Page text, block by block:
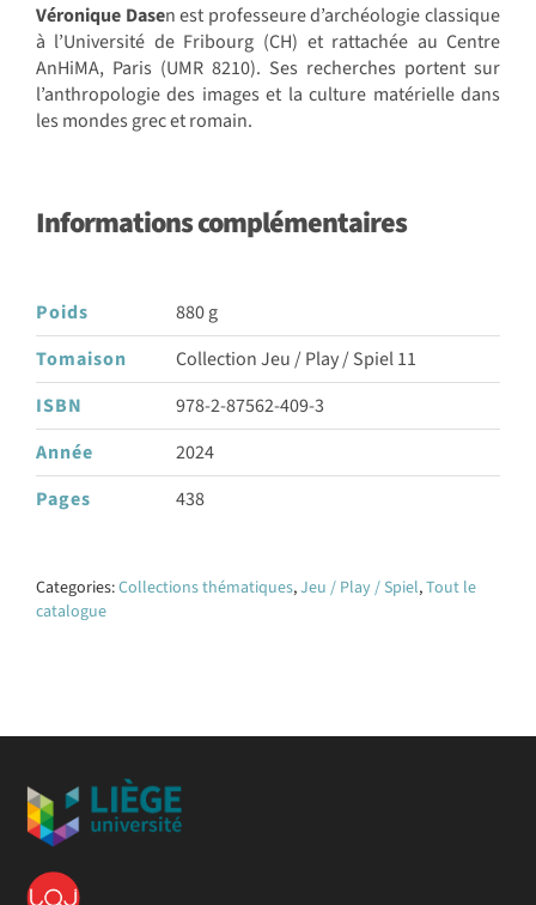
Véronique Dasen est professeure d’archéologie classique
à l’Université de Fribourg (CH) et rattachée au Centre
AnHiMA, Paris (UMR 8210). Ses recherches portent sur
l’anthropologie des images et la culture matérielle dans
les mondes grec et romain.
Informations complémentaires
Poids
880 g
Tomaison
Collection Jeu / Play / Spiel 11
ISBN
978-2-87562-409-3
Année
2024
Pages
438
Categories:Collections thématiques,Jeu / Play / Spiel,Tout le
catalogue